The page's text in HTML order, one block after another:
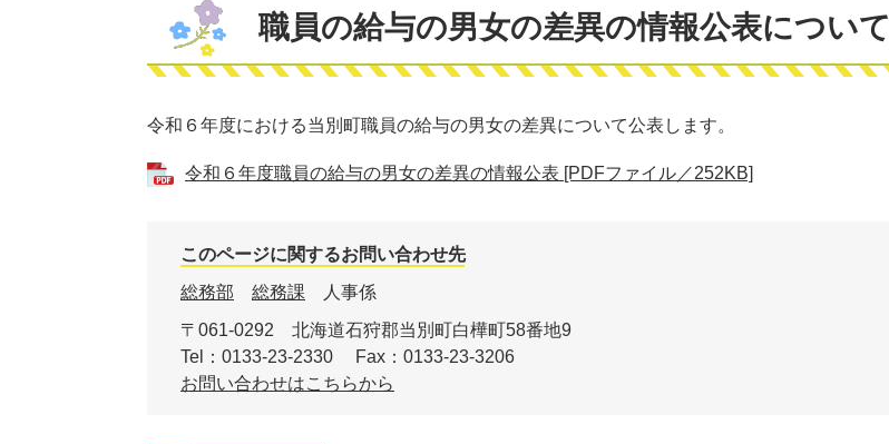
職員の給与の男女の差異の情報公表について
令和６年度における当別町職員の給与の男女の差異について公表します。
令和６年度職員の給与の男女の差異の情報公表 [PDFファイル／252KB]
このページに関するお問い合わせ先
総務部
総務課
人事係
〒061-0292
北海道石狩郡当別町白樺町58番地9
Tel：0133-23-2330
Fax：0133-23-3206
お問い合わせはこちらから